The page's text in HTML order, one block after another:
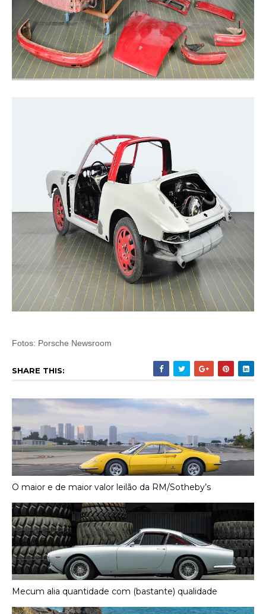
Fotos: Porsche Newsroom
SHARE THIS:
O maior e de maior valor leilão da RM/Sotheby’s
Mecum alia quantidade com (bastante) qualidade